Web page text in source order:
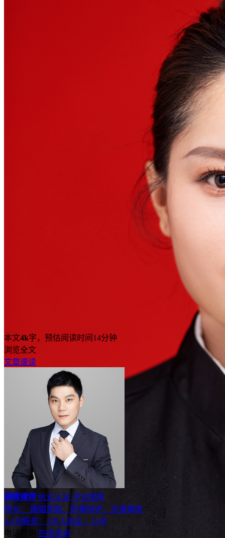
本文4k字，预估阅读时间14分钟
浏览全文
文章速读
周辉律师 执业认证 平台保障
擅长： 婚姻家庭、刑事辩护、交通事故
5.0分服务： 329人执业：
12年
电话咨询
在线咨询